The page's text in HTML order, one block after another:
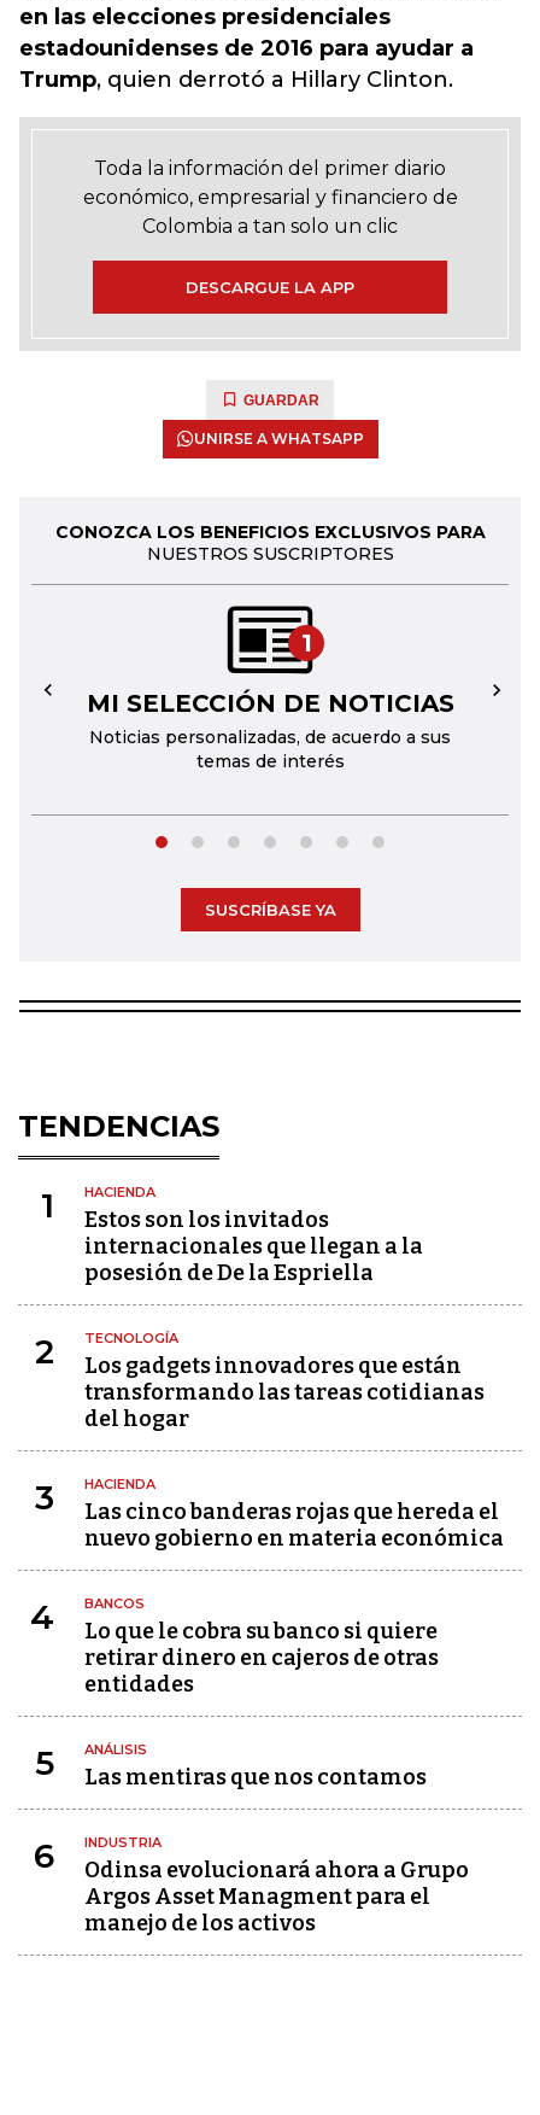
en las elecciones presidenciales
estadounidenses de 2016 para ayudar a
Trump, quien derrotó a Hillary Clinton.
Toda la información del primer diario
económico, empresarial y financiero de
Colombia a tan solo un clic
DESCARGUE LA APP
GUARDAR
UNIRSE A WHATSAPP
CONOZCA LOS BENEFICIOS EXCLUSIVOS PARA
NUESTROS SUSCRIPTORES
1
MI SELECCIÓN DE NOTICIAS
Noticias personalizadas, de acuerdo a sus
temas de interés
← →
SUSCRÍBASE YA
TENDENCIAS
1 HACIENDA
Estos son los invitados
internacionales que llegan a la
posesión de De la Espriella
2 TECNOLOGÍA
Los gadgets innovadores que están
transformando las tareas cotidianas
del hogar
3 HACIENDA
Las cinco banderas rojas que hereda el
nuevo gobierno en materia económica
4 BANCOS
Lo que le cobra su banco si quiere
retirar dinero en cajeros de otras
entidades
5 ANÁLISIS
Las mentiras que nos contamos
6 INDUSTRIA
Odinsa evolucionará ahora a Grupo
Argos Asset Managment para el
manejo de los activos